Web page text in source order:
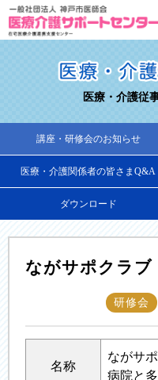
医療・介護従
講座・研修会のお知らせ
医療・介護関係者の皆さまQ&A
ダウンロード
ながサポクラブ
研修会
名称
ながサ
病院と